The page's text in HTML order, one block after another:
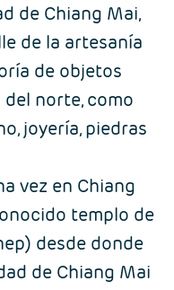
de Chiang Mai,
de la artesanía
de objetos
norte, como
joyería, piedras
vez en Chiang
templo de
desde donde
de Chiang Mai